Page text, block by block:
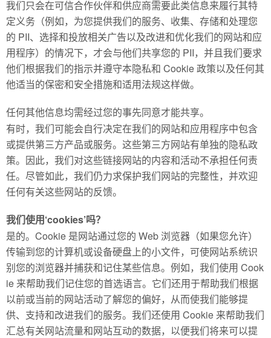
我们只会在可信合作伙伴和供应商需要此类信息来履行其特
定义务（例如，为您提供我们的服务、收集、存储和处理您
的 PII、选择和投放相关广告以及改进和优化我们的网站和应
用程序）的情况下，才会与他们共享您的 PII，并且我们要求
他们根据我们的指示并遵守本隐私和 Cookie 政策以及任何其
他适当的保密和安全措施和适用法规这样做。
任何其他信息均需经过您的事先同意才能共享。
有时，我们可能会自行决定在我们的网站和应用程序中包含
或提供第三方产品或服务。这些第三方网站有单独的隐私政
策。因此，我们对这些链接网站的内容和活动不承担任何责
任。尽管如此，我们仍力求保护我们网站的完整性，并欢迎
任何有关这些网站的反馈。
我们使用‘cookies’吗？
是的。Cookie 是网站通过您的 Web 浏览器（如果您允许）
传输到您的计算机或设备硬盘上的小文件，可使网站系统识
别您的浏览器并捕获和记住某些信息。例如，我们使用 Cook
ie 来帮助我们记住您的首选语言。它们还用于帮助我们根据
以前或当前的网站活动了解您的偏好，从而使我们能够提
供、支持和改进我们的服务。我们还使用 Cookie 来帮助我们
汇总有关网站流量和网站互动的数据，以便我们将来可以提